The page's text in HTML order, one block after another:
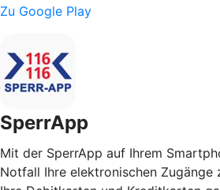
Zu Google Play
SperrApp
Mit der SperrApp auf Ihrem
Notfall Ihre elektronischen Zugänge